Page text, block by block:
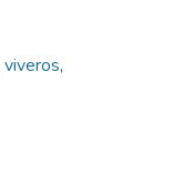
viveros,